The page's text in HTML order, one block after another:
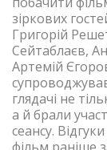
зіркових
Григорій
Сейтаблаєв,
Артемій
глядачі не
а й брали
сеансу.